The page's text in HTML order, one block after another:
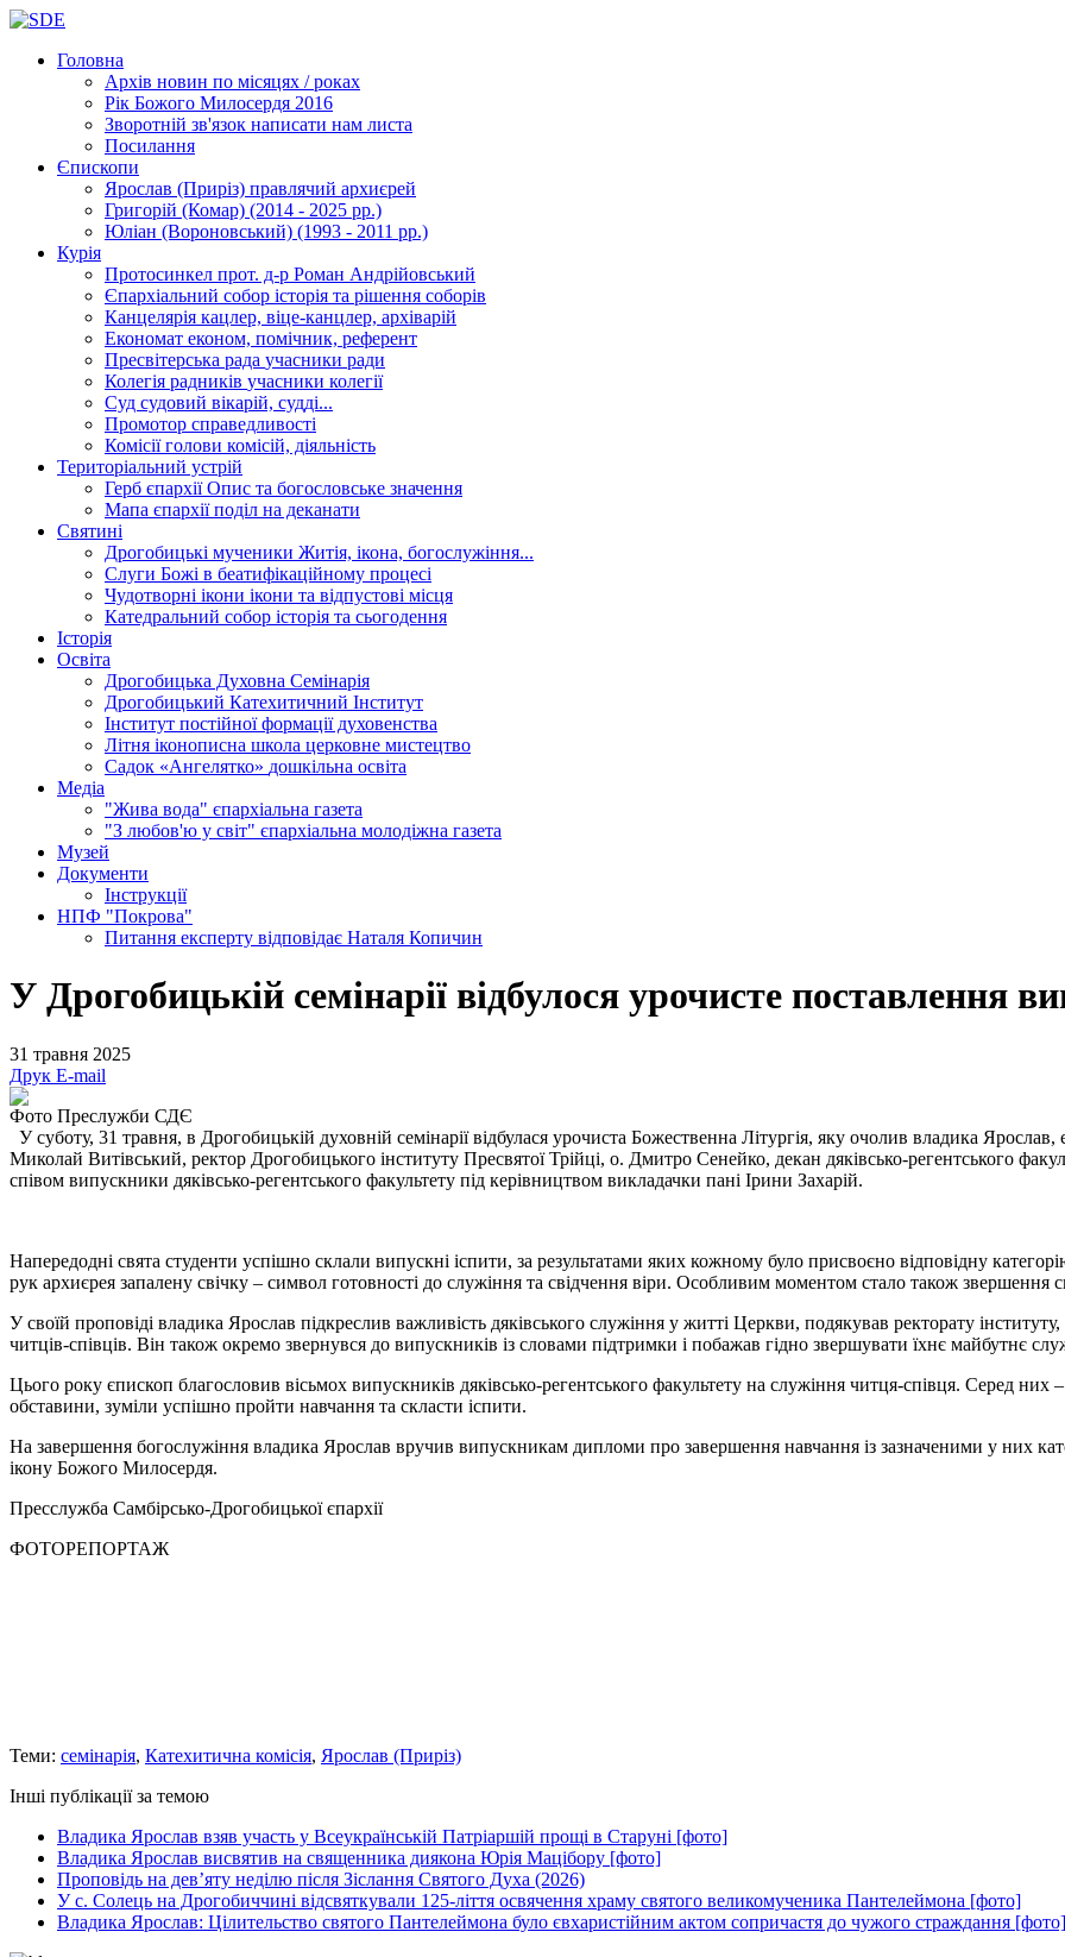
Головна
Архів новин по місяцях / роках
Рік Божого Милосердя 2016
Зворотній зв'язок написати нам листа
Посилання
Єпископи
Ярослав (Приріз) правлячий архиєрей
Григорій (Комар) (2014 - 2025 рр.)
Юліан (Вороновський) (1993 - 2011 рр.)
Курія
Протосинкел прот. д-р Роман Андрійовський
Єпархіальний собор історія та рішення соборів
Канцелярія кацлер, віце-канцлер, архіварій
Економат економ, помічник, референт
Пресвітерська рада учасники ради
Колегія радників учасники колегії
Суд судовий вікарій, судді...
Промотор справедливості
Комісіїголови комісій, діяльність
Територіальний устрій
Герб єпархіїОпис та богословське значення
Мапа єпархіїподіл на деканати
Святині
Дрогобицькі мученики Житія, ікона, богослужіння...
Слуги Божі в беатифікаційному процесі
Чудотворні ікони ікони та відпустові місця
Катедральний собор історія та сьогодення
Історія
Освіта
Дрогобицька Духовна Семінарія
Дрогобицький Катехитичний Інститут
Інститут постійної формації духовенства
Літня іконописна школа церковне мистецтво
Садок «Ангелятко» дошкільна освіта
Медіа
"Жива вода" єпархіальна газета
"З любов'ю у світ" єпархіальна молодіжна газета
Музей
Документи
Інструкції
НПФ "Покрова"
Питання експерту відповідає Наталя Копичин
У Дрогобицькій семінарії відбулося урочисте поставлення
31 травня 2025
Друк E-mail
Фото Преслужби СДЄ
У суботу, 31 травня, в Дрогобицькій духовній семінарії відбулася урочиста Божественна Літургія, яку очолив владика
Миколай Витівський, ректор Дрогобицького інституту Пресвятої Трійці, о. Дмитро Сенейко, декан дяківсько-регентського
співом випускники дяківсько-регентського факультету під керівництвом викладачки пані Ірини Захарій.
Напередодні свята студенти успішно склали випускні іспити, за результатами яких кожному було присвоєно відповідну
рук архиєрея запалену свічку – символ готовності до служіння та свідчення віри. Особливим моментом стало також звершення
У своїй проповіді владика Ярослав підкреслив важливість дяківського служіння у житті Церкви, подякував ректорату
читців-співців. Він також окремо звернувся до випускників із словами підтримки і побажав гідно звершувати їхнє майбутнє
Цього року єпископ благословив вісьмох випускників дяківсько-регентського факультету на служіння читця-співця. Серед них
обставини, зуміли успішно пройти навчання та скласти іспити.
На завершення богослужіння владика Ярослав вручив випускникам дипломи про завершення навчання із зазначеними у них
ікону Божого Милосердя.
Пресслужба Самбірсько-Дрогобицької єпархії
ФОТОРЕПОРТАЖ
Теми: семінарія, Катехитична комісія, Ярослав (Приріз)
Інші публікації за темою
Владика Ярослав взяв участь у Всеукраїнській Патріаршій прощі в Старуні [фото]
Владика Ярослав висвятив на священника диякона Юрія Мацібору [фото]
Проповідь на дев’яту неділю після Зіслання Святого Духа (2026)
У с. Солець на Дрогобиччині відсвяткували 125-ліття освячення храму святого великомученика Пантелеймона [фото]
Владика Ярослав: Цілительство святого Пантелеймона було євхаристійним актом сопричастя до чужого страждання [фото]